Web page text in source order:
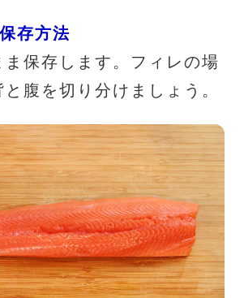
存方法
ま保存します。フィレの場
腹を切り分けましょう。